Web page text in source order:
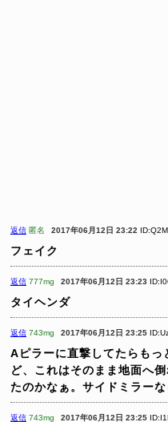
返信 匿名 2017年06月12日 23:22
フェイク
返信 777mg 2017年06月12日 23:23
タイヘンダ
返信 743mg 2017年06月12日 23:25
Aピラーに直撃してたらもっ
ど、これはそのまま地面へ
たのかなぁ。サイドミラーな
返信 743mg 2017年06月12日 23:25